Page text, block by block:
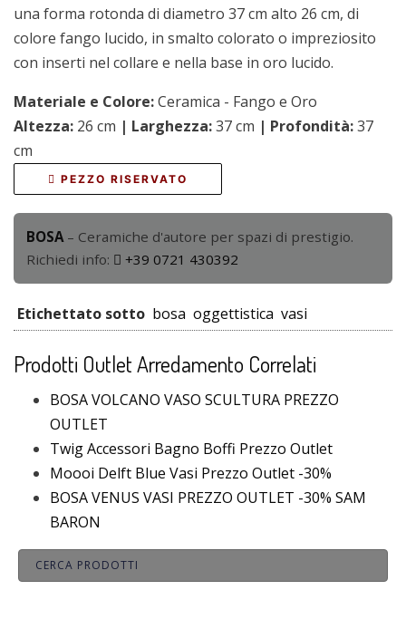
una forma rotonda di diametro 37 cm alto 26 cm, di
colore fango lucido, in smalto colorato o impreziosito
con inserti nel collare e nella base in oro lucido.
Materiale e Colore:Ceramica - Fango e Oro
Altezza: 26 cm | Larghezza:37 cm | Profondità:37
cm
PEZZO RISERVATO
BOSA – Ceramiche d'autore per spazi di prestigio.
Richiedi info:
+39 0721 430392
Etichettato sotto bosa oggettistica vasi
Prodotti Outlet Arredamento Correlati
BOSA VOLCANO VASO SCULTURA PREZZO
OUTLET
Twig Accessori Bagno Boffi Prezzo Outlet
Moooi Delft Blue Vasi Prezzo Outlet -30%
BOSA VENUS VASI PREZZO OUTLET -30% SAM
BARON